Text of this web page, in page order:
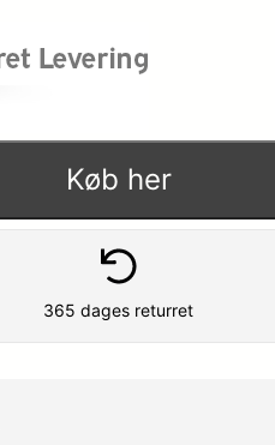
Køb her
365 dages returret